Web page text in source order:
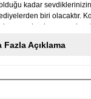
kadar
biri olacaktır.
rose kaplama
Kolye üzerinde
± %10
Fazla Açıklama